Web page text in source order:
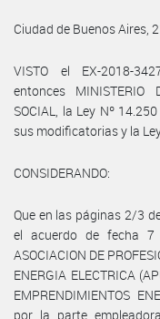
Ciudad de Buenos Aires,
VISTO el EX-2018-
entonces MINISTERIO
SOCIAL, la Ley Nº
sus modificatorias y la
CONSIDERANDO:
Que en las páginas 2/3
el acuerdo de fecha
ASOCIACION DE
ENERGIA ELECTRICA
EMPRENDIMIENTOS
por la parte